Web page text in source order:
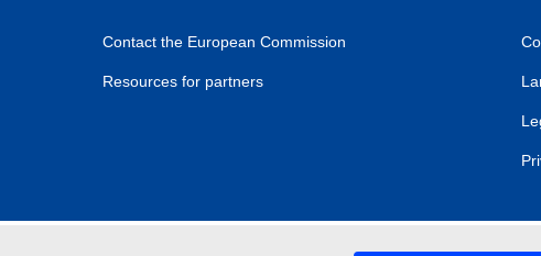
Contact the European Commission
Resources for partners